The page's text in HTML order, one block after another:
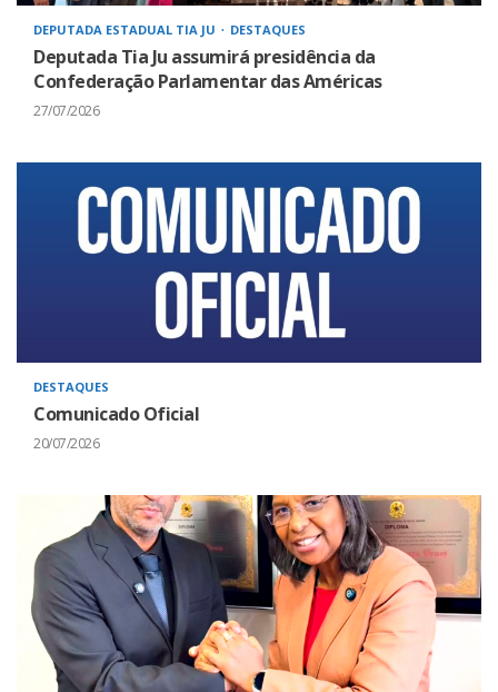
DEPUTADA ESTADUAL TIA JU DESTAQUES
Deputada Tia Ju assumirá presidência da
Confederação Parlamentar das Américas
27/07/2026
DESTAQUES
Comunicado Oficial
20/07/2026